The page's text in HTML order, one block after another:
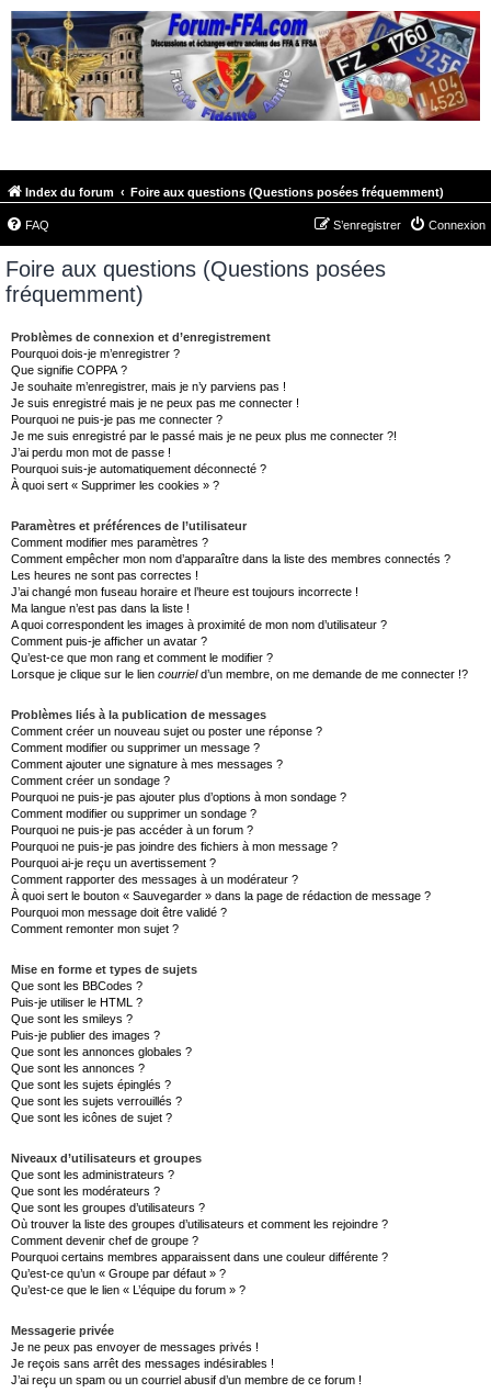
Index du forum Foire aux questions (Questions posées fréquemment)
FAQ Connexion
S’enregistrer
Foire aux questions (Questions posées
fréquemment)
Problèmes de connexion et d’enregistrement
Pourquoi dois-je m’enregistrer ?
Que signifie COPPA ?
Je souhaite m’enregistrer, mais je n’y parviens pas !
Je suis enregistré mais je ne peux pas me connecter !
Pourquoi ne puis-je pas me connecter ?
Je me suis enregistré par le passé mais je ne peux plus me connecter ?!
J’ai perdu mon mot de passe !
Pourquoi suis-je automatiquement déconnecté ?
À quoi sert « Supprimer les cookies » ?
Paramètres et préférences de l’utilisateur
Comment modifier mes paramètres ?
Comment empêcher mon nom d’apparaître dans la liste des membres connectés ?
Les heures ne sont pas correctes !
J’ai changé mon fuseau horaire et l’heure est toujours incorrecte !
Ma langue n’est pas dans la liste !
A quoi correspondent les images à proximité de mon nom d’utilisateur ?
Comment puis-je afficher un avatar ?
Qu’est-ce que mon rang et comment le modifier ?
Lorsque je clique sur le lien courrield’un membre, on me demande de me connecter !?
Problèmes liés à la publication de messages
Comment créer un nouveau sujet ou poster une réponse ?
Comment modifier ou supprimer un message ?
Comment ajouter une signature à mes messages ?
Comment créer un sondage ?
Pourquoi ne puis-je pas ajouter plus d’options à mon sondage ?
Comment modifier ou supprimer un sondage ?
Pourquoi ne puis-je pas accéder à un forum ?
Pourquoi ne puis-je pas joindre des fichiers à mon message ?
Pourquoi ai-je reçu un avertissement ?
Comment rapporter des messages à un modérateur ?
À quoi sert le bouton « Sauvegarder » dans la page de rédaction de message ?
Pourquoi mon message doit être validé ?
Comment remonter mon sujet ?
Mise en forme et types de sujets
Que sont les BBCodes ?
Puis-je utiliser le HTML ?
Que sont les smileys ?
Puis-je publier des images ?
Que sont les annonces globales ?
Que sont les annonces ?
Que sont les sujets épinglés ?
Que sont les sujets verrouillés ?
Que sont les icônes de sujet ?
Niveaux d’utilisateurs et groupes
Que sont les administrateurs ?
Que sont les modérateurs ?
Que sont les groupes d’utilisateurs ?
Où trouver la liste des groupes d’utilisateurs et comment les rejoindre ?
Comment devenir chef de groupe ?
Pourquoi certains membres apparaissent dans une couleur différente ?
Qu’est-ce qu’un « Groupe par défaut » ?
Qu’est-ce que le lien « L’équipe du forum » ?
Messagerie privée
Je ne peux pas envoyer de messages privés !
Je reçois sans arrêt des messages indésirables !
J’ai reçu un spam ou un courriel abusif d’un membre de ce forum !